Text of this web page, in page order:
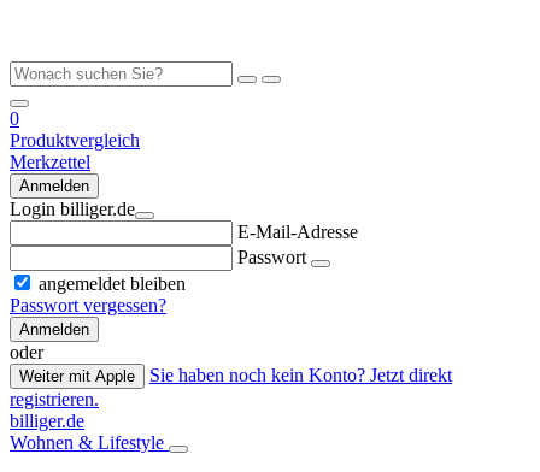
0
Produktvergleich
Merkzettel
Anmelden
Login billiger.de
E-Mail-Adresse
Passwort
angemeldet bleiben
Passwort vergessen?
Anmelden
oder
Weiter mit Apple
Sie haben noch kein Konto? Jetzt direkt
registrieren.
billiger.de
Wohnen & Lifestyle